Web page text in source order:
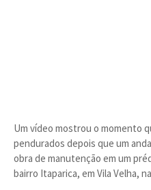
Um vídeo mostrou o momento
pendurados depois que um
obra de manutenção em um
bairro Itaparica, em Vila Velha,